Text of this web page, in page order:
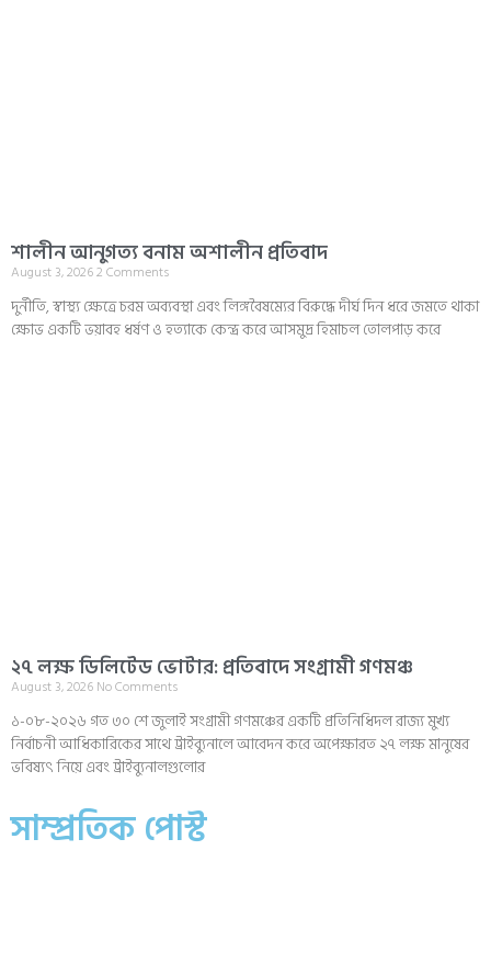
শালীন আনুগত্য বনাম অশালীন প্রতিবাদ
August 3, 20262 Comments
দুর্নীতি, স্বাস্থ্য ক্ষেত্রে চরম অব্যবস্থা এবং লিঙ্গবৈষম্যের বিরুদ্ধে দীর্ঘ দিন ধরে জমতে থাকা
ক্ষোভ একটি ভয়াবহ ধর্ষণ ও হত্যাকে কেন্দ্র করে আসমুদ্র হিমাচল তোলপাড় করে
২৭ লক্ষ ডিলিটেড ভোটার: প্রতিবাদে সংগ্রামী গণমঞ্চ
August 3, 2026 No Comments
১-০৮-২০২৬ গত ৩০ শে জুলাই সংগ্রামী গণমঞ্চের একটি প্রতিনিধিদল রাজ্য মুখ্য
নির্বাচনী আধিকারিকের সাথে ট্রাইব্যুনালে আবেদন করে অপেক্ষারত ২৭ লক্ষ মানুষের
ভবিষ্যৎ নিয়ে এবং ট্রাইব্যুনালগুলোর
সাম্প্রতিক পোস্ট